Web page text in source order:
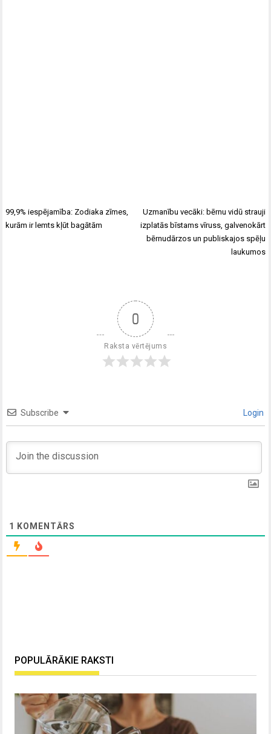
99,9% iespējamība: Zodiaka zīmes,
kurām ir lemts kļūt bagātām
Uzmanību vecāki: bērnu vidū strauji
izplatās bīstams vīruss, galvenokārt
bērnudārzos un publiskajos spēļu
laukumos
0
Raksta vērtējums
Subscribe Login
1 KOMENTĀRS
POPULĀRĀKIE RAKSTI